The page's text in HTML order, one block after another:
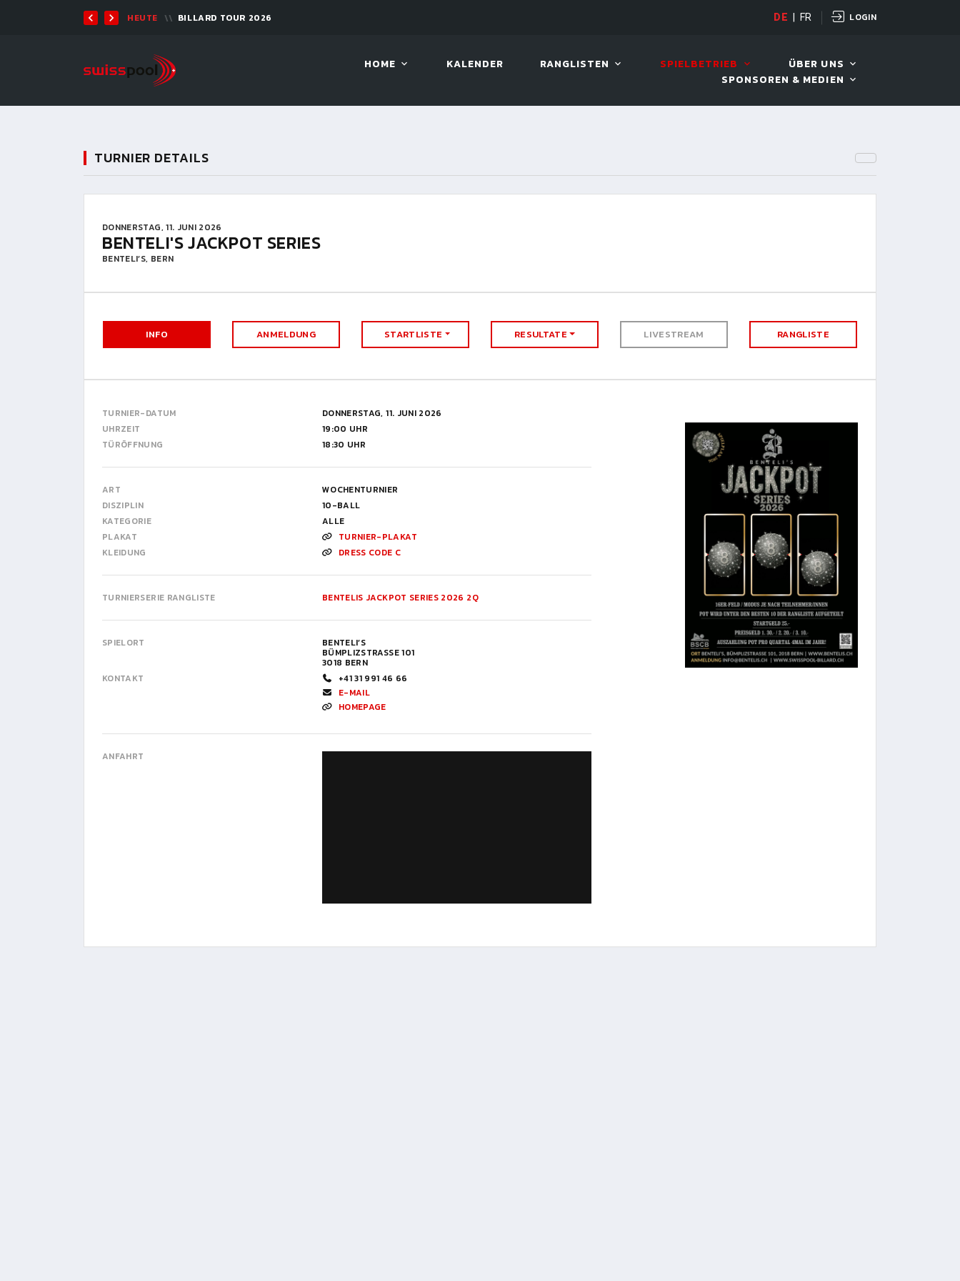
2026 - 9-BALL HEUTE BILLARD TOUR 2026 10. AUG. 2026, 19:00
DE FR LOGIN
HOME KALENDER RANGLISTEN SPIELBETRIEB
ÜBER UNS
SPONSOREN & MEDIEN
TURNIER DETAILS
DONNERSTAG, 11. JUNI 2026
BENTELI'S JACKPOT SERIES
BENTELI’S, BERN
INFO ANMELDUNG STARTLISTE RESULTATE LIVESTREAM RANGLISTE
TURNIER-DATUM
DONNERSTAG, 11. JUNI 2026
UHRZEIT
19:00 UHR
TÜRÖFFNUNG
18:30 UHR
ART
WOCHENTURNIER
DISZIPLIN
10-BALL
KATEGORIE
ALLE
PLAKAT
TURNIER-PLAKAT
KLEIDUNG
DRESS CODE C
TURNIERSERIE RANGLISTE BENTELIS JACKPOT SERIES 2026 2Q
SPIELORT BENTELI’S
BÜMPLIZSTRASSE 101
3018 BERN
KONTAKT
+41 31 991 46 66
E-MAIL
HOMEPAGE
ANFAHRT